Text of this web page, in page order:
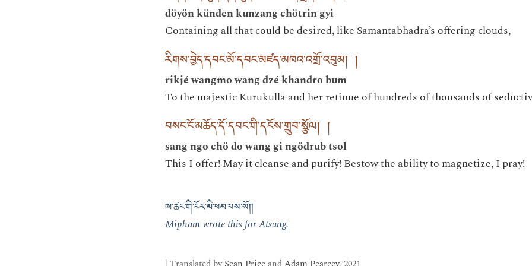
döyön künden kunzang chötrin gyi
Containing all that could be desired, like Samantabhadra’s offering clouds,
རིགས་བྱེད་དབང་མོ་དབང་མཛད་མཁའ་འགྲོ་འབུམ། །
rikjé wangmo wang dzé khandro bum
To the majestic Kurukullā and her retinue of hundreds of thousands of
བསང་ངོ་མཆོད་དོ་དབང་གི་དངོས་གྲུབ་སྩོལ། །
sang ngo chö do wang gi ngödrub tsol
This I offer! May it cleanse and purify! Bestow the ability to magnetize, I pray!
ཨ་ཚང་གི་ངོར་མི་ཕམ་པས་སོ།།
Mipham wrote this for Atsang.